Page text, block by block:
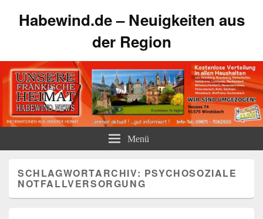
Habewind.de – Neuigkeiten aus
der Region
Menü
SCHLAGWORTARCHIV: PSYCHOSOZIALE
NOTFALLVERSORGUNG